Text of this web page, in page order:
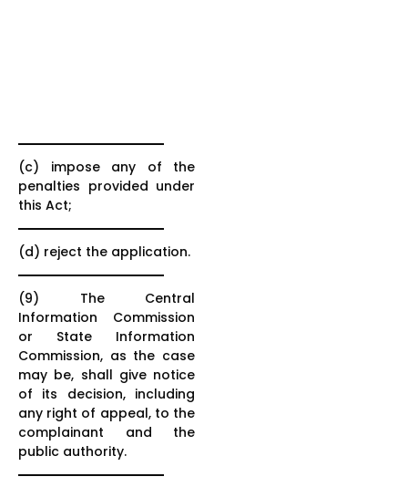
(c) impose any of the
penalties provided under
this Act;
(d) reject the application.
(9) The Central
Information Commission
or State Information
Commission, as the case
may be, shall give notice
of its decision, including
any right of appeal, to the
complainant and the
public authority.